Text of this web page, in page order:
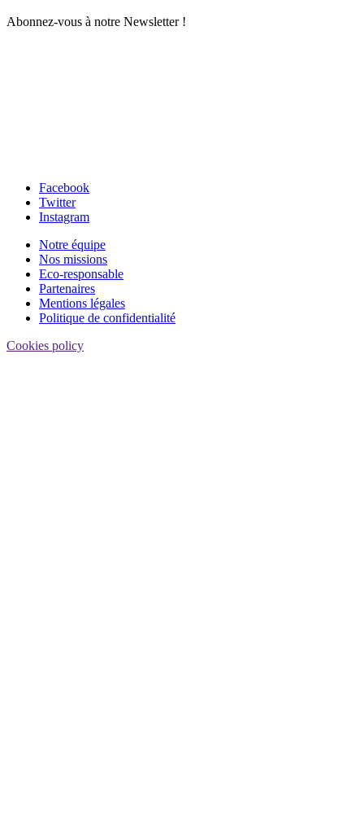
Abonnez-vous à notre Newsletter !
Facebook
Twitter
Instagram
Notre équipe
Nos missions
Eco-responsable
Partenaires
Mentions légales
Politique de confidentialité
Cookies policy